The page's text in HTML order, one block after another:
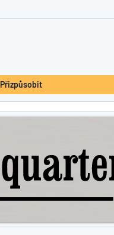
Přizpůsobit